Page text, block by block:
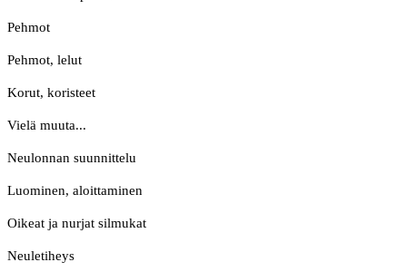
Pehmot
Pehmot, lelut
Korut, koristeet
Vielä muuta...
Neulonnan suunnittelu
Luominen, aloittaminen
Oikeat ja nurjat silmukat
Neuletiheys